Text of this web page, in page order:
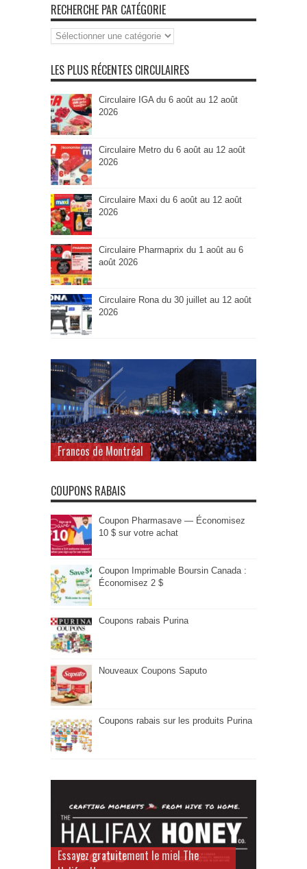
RECHERCHE PAR CATÉGORIE
Recherche
par
LES PLUS RÉCENTES CIRCULAIRES
Circulaire IGA du 6 août au 12 août
2026
Circulaire Metro du 6 août au 12 août
2026
Circulaire Maxi du 6 août au 12 août
2026
Circulaire Pharmaprix du 1 août au 6
août 2026
Circulaire Rona du 30 juillet au 12 août
2026
Francos de Montréal
COUPONS RABAIS
Coupon Pharmasave — Économisez
10 $ sur votre achat
Coupon Imprimable Boursin Canada :
Économisez 2 $
Coupons rabais Purina
Nouveaux Coupons Saputo
Coupons rabais sur les produits Purina
Essayez gratuitement le miel The